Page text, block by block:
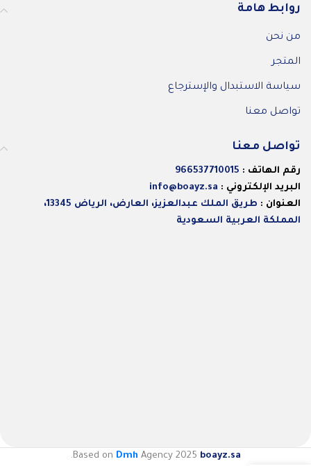
روابط هامة
من نحن
المتجر
سياسة الاستبدال والإسترجاع
تواصل معنا
تواصل معنا
رقم الهاتف : 966537710015
البريد الإلكتروني : info@boayz.sa
العنوان :
طريق الملك عبدالعزيز، العارض، الرياض 13345،
المملكة العربية السعودية
Based on Dmh Agency2025 boayz.sa
.